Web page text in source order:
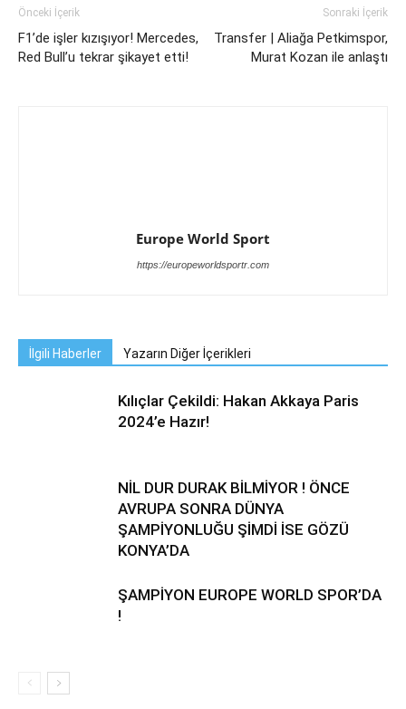
Önceki İçerik
F1’de işler kızışıyor! Mercedes,
Red Bull’u tekrar şikayet etti!
Sonraki İçerik
Transfer | Aliağa Petkimspor,
Murat Kozan ile anlaştı
Europe World Sport
https://europeworldsportr.com
İlgili Haberler Yazarın Diğer İçerikleri
Kılıçlar Çekildi: Hakan Akkaya Paris
2024’e Hazır!
NİL DUR DURAK BİLMİYOR ! ÖNCE
AVRUPA SONRA DÜNYA
ŞAMPİYONLUĞU ŞİMDİ İSE GÖZÜ
KONYA’DA
ŞAMPİYON EUROPE WORLD SPOR’DA
!